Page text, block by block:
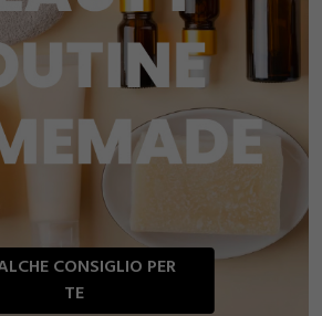
CONSIGLIO PER
TE